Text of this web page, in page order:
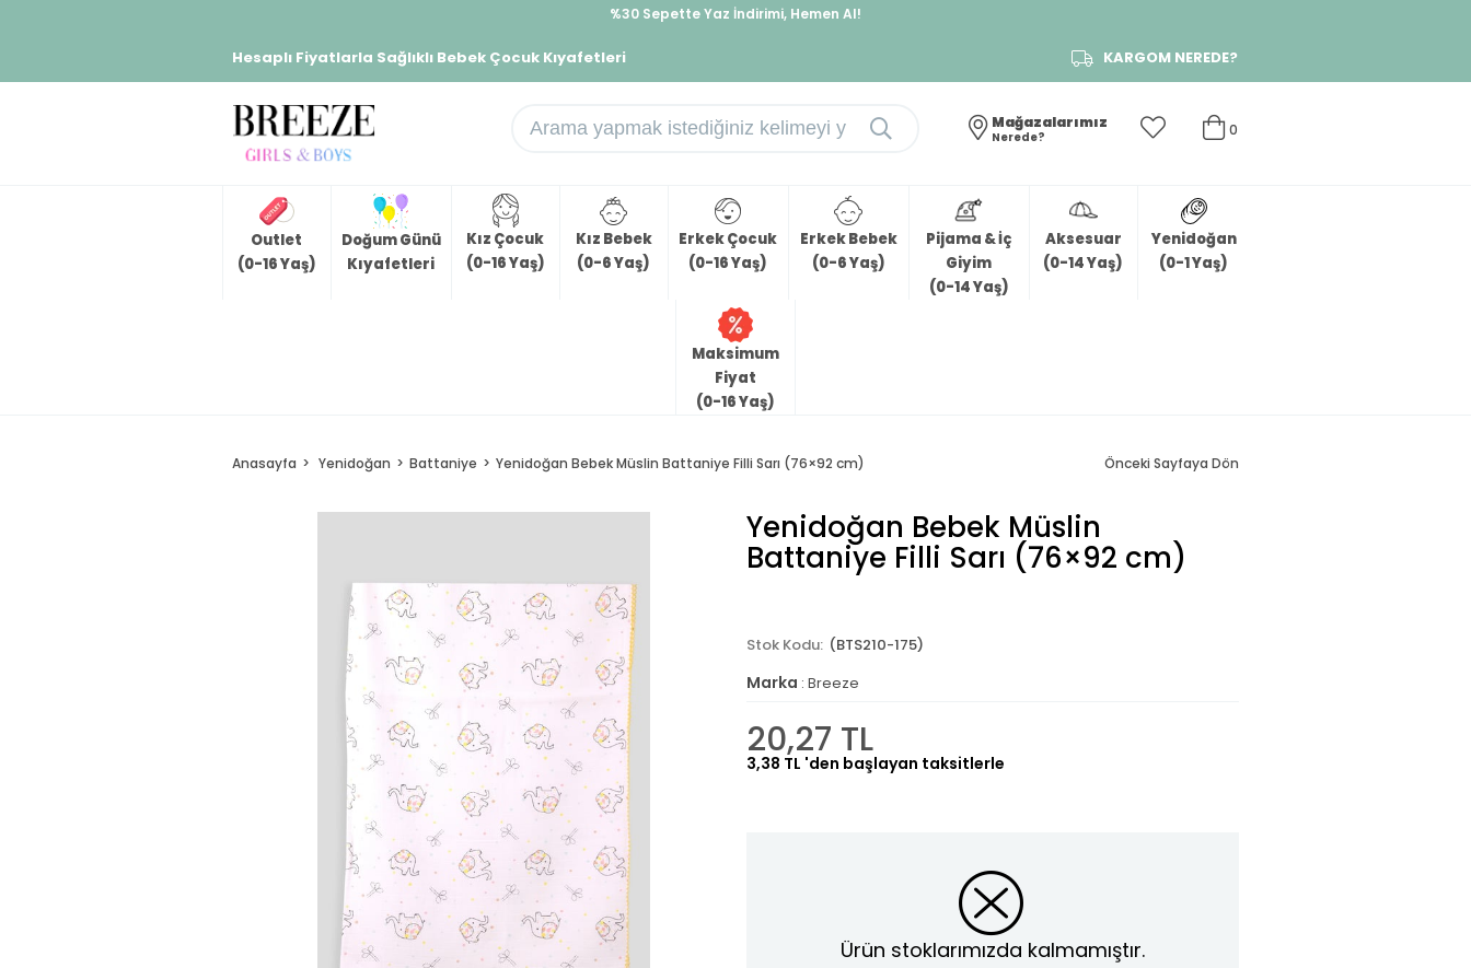
İndirimlere ek %10 İndirimi Kap, Hemen Üye Ol!
Hesaplı Fiyatlarla Sağlıklı Bebek Çocuk Kıyafetleri KARGOM NEREDE?
0
Mağazalarımız
Nerede?
Outlet
(0-16 Yaş)
Doğum Günü
Kıyafetleri
Kız Çocuk
(0-16 Yaş)
Kız Bebek
(0-6 Yaş)
Erkek Çocuk
(0-16 Yaş)
Erkek Bebek
(0-6 Yaş)
Pijama & İç
Giyim
(0-14 Yaş)
Aksesuar
(0-14 Yaş)
Yenidoğan
(0-1 Yaş)
Maksimum
Fiyat
(0-16 Yaş)
Anasayfa Yenidoğan Battaniye Yenidoğan Bebek Müslin Battaniye Filli Sarı (76×92 cm) Önceki Sayfaya Dön
Yenidoğan Bebek Müslin
Battaniye Filli Sarı (76×92 cm)
(BTS210-175)
Marka : Breeze
20,27 TL
3,38 TL 'den başlayan taksitlerle
Ürün stoklarımızda kalmamıştır.